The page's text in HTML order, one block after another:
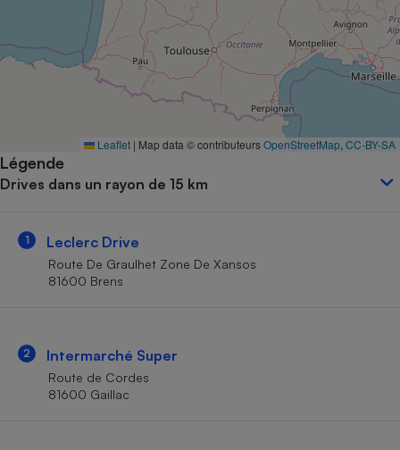
Leaflet | Map data © contributeursOpenStreetMap CC-BY-SA
Légende
Drives dans un rayon de 15 km
1 Leclerc Drive
Route De Graulhet Zone De Xansos
81600 Brens
2 Intermarché Super
Route de Cordes
81600 Gaillac
Complément
alimentaire
Assurance emprunteur
Petit électroménager -
Mutuelle